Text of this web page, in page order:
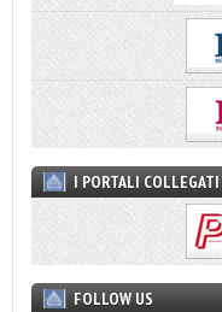
I PORTALI COLLEGATI
FOLLOW US